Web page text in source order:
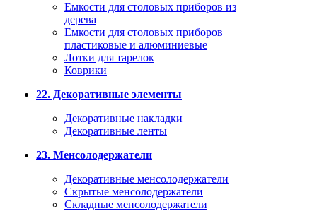
Емкости для столовых приборов из
дерева
Емкости для столовых приборов
пластиковые и алюминиевые
Лотки для тарелок
Коврики
22. Декоративные элементы
Декоративные накладки
Декоративные ленты
23. Менсолодержатели
Декоративные менсолодержатели
Скрытые менсолодержатели
Складные менсолодержатели